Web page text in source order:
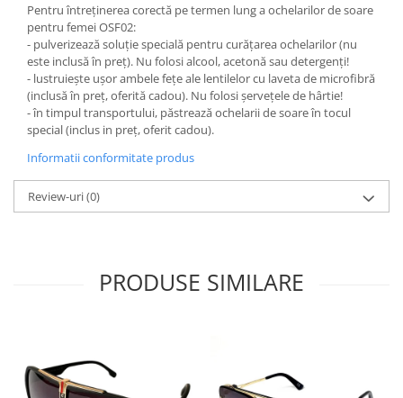
Pentru întreținerea corectă pe termen lung a ochelarilor de soare
pentru femei OSF02:
- pulverizează soluție specială pentru curățarea ochelarilor (nu
este inclusă în preț). Nu folosi alcool, acetonă sau detergenți!
- lustruiește ușor ambele fețe ale lentilelor cu laveta de microfibră
(inclusă în preț, oferită cadou). Nu folosi șervețele de hârtie!
- în timpul transportului, păstrează ochelarii de soare în tocul
special (inclus in preț, oferit cadou).
Informatii conformitate produs
Review-uri(0)
PRODUSE SIMILARE